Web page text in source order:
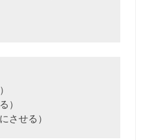
）
させる）